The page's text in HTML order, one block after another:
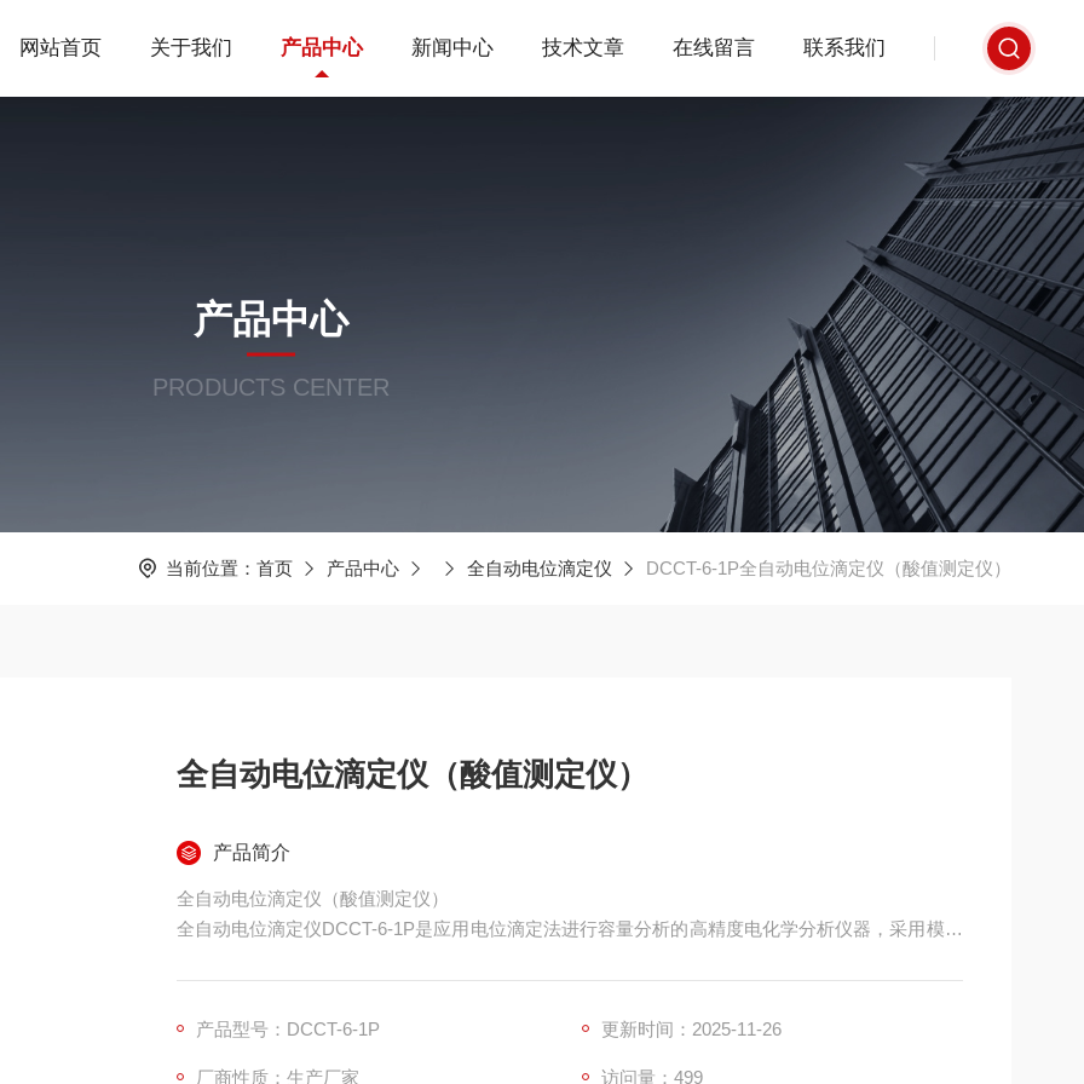
网站首页 关于我们 产品中心 新闻中心 技术文章 在线留言 联系我们
产品中心
PRODUCTS CENTER
当前位置： 首页 产品中心 全自动电位滴定仪 DCCT-6-1P全自动电位滴定仪（酸值测定仪）
全自动电位滴定仪（酸值测定仪）
产品简介
全自动电位滴定仪（酸值测定仪）
全自动电位滴定仪DCCT-6-1P是应用电位滴定法进行容量分析的高精度电化学分析仪器，采用模块
用户也可根据实际需求自行建专用滴定方法
产品型号：DCCT-6-1P 更新时间：2025-11-26
厂商性质：生产厂家 访问量：499